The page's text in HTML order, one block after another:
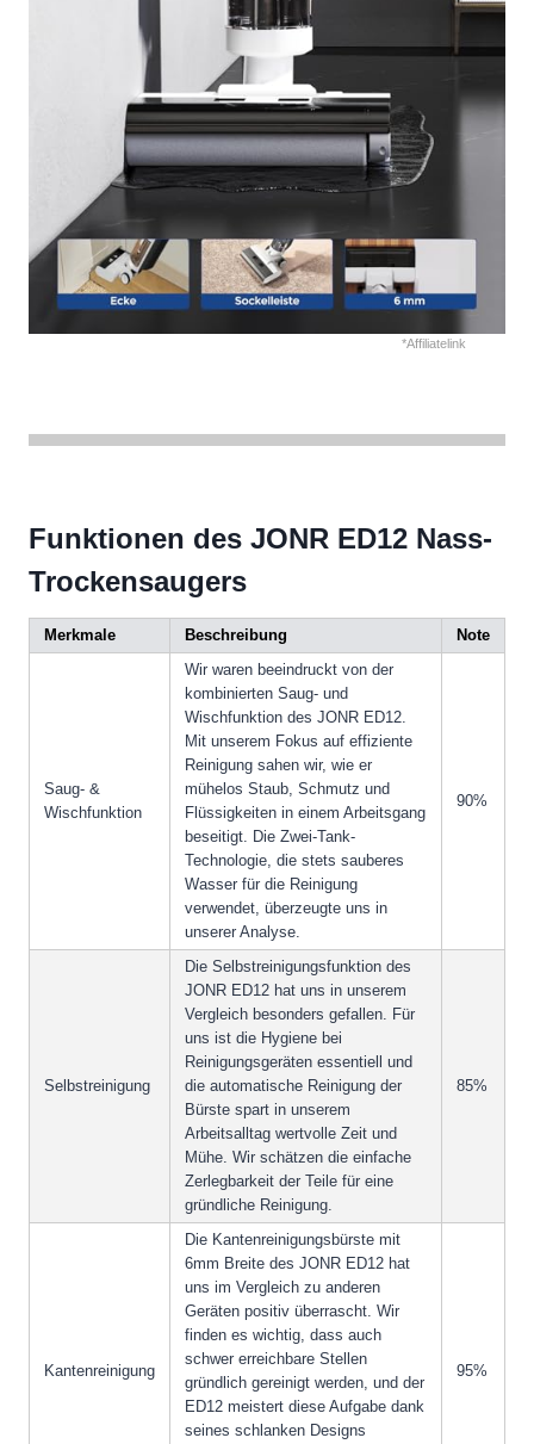
*Affiliatelink
Funktionen des JONR ED12 Nass-
Trockensaugers
Merkmale Beschreibung Note
Saug- &
Wischfunktion
Wir waren beeindruckt von der
kombinierten Saug- und
Wischfunktion des JONR ED12.
Mit unserem Fokus auf effiziente
Reinigung sahen wir, wie er
mühelos Staub, Schmutz und
Flüssigkeiten in einem Arbeitsgang
beseitigt. Die Zwei-Tank-
Technologie, die stets sauberes
Wasser für die Reinigung
verwendet, überzeugte uns in
unserer Analyse.
90%
Selbstreinigung
Die Selbstreinigungsfunktion des
JONR ED12 hat uns in unserem
Vergleich besonders gefallen. Für
uns ist die Hygiene bei
Reinigungsgeräten essentiell und
die automatische Reinigung der
Bürste spart in unserem
Arbeitsalltag wertvolle Zeit und
Mühe. Wir schätzen die einfache
Zerlegbarkeit der Teile für eine
gründliche Reinigung.
85%
Kantenreinigung
Die Kantenreinigungsbürste mit
6mm Breite des JONR ED12 hat
uns im Vergleich zu anderen
Geräten positiv überrascht. Wir
finden es wichtig, dass auch
schwer erreichbare Stellen
gründlich gereinigt werden, und der
ED12 meistert diese Aufgabe dank
seines schlanken Designs
95%